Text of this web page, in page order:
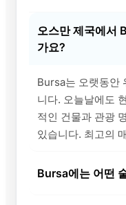
오스만 제국에서
가요?
Bursa는 오랫동안
니다. 오늘날에도
적인 건물과 관광
있습니다. 최고의
Bursa에는 어떤